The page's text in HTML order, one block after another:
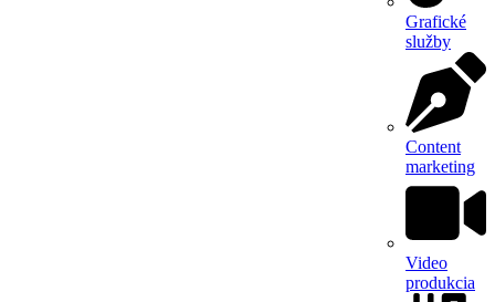
Grafické
služby
Content
marketing
Video
produkcia